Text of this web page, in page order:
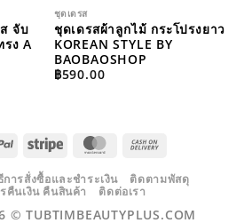
จับ
รง A
ชุดเดรส
ชุดเดรสผ้าลูกไม้ กระโปรงยาว
KOREAN STYLE BY
BAOBAOSHOP
฿590.00
PAYPALSTRIPE MASTERCARD
DELIVERY
การสั่งซื้อและชำระเงิน
ติดตามพัสดุ
คืนเงิน คืนสินค้า
ติดต่อเรา
©TUBTIMBEAUTYPLUS.COM